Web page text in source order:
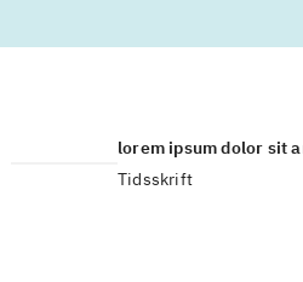
lorem ipsum dolor sit
Tidsskrift